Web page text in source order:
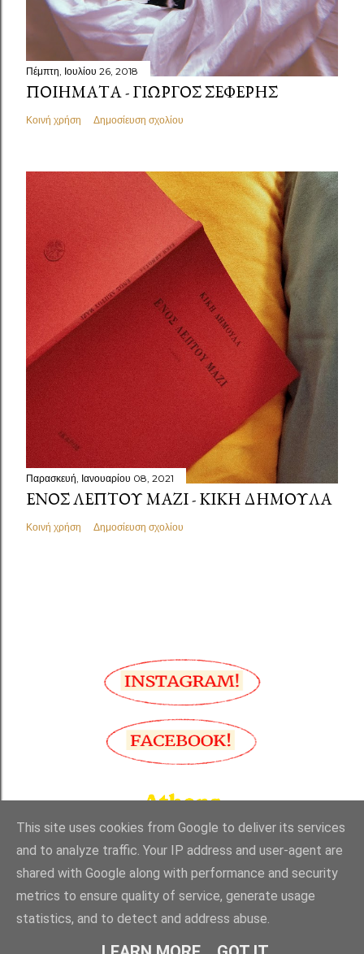
Πέμπτη, Ιουλίου 26, 2018
ΠΟΙΉΜΑΤΑ - ΓΙΏΡΓΟΣ ΣΕΦΈΡΗΣ
Κοινή χρήση Δημοσίευση σχολίου
Παρασκευή, Ιανουαρίου 08, 2021
ΕΝΌΣ ΛΕΠΤΟΎ ΜΑΖΊ - ΚΙΚΉ ΔΗΜΟΥΛΆ
Κοινή χρήση Δημοσίευση σχολίου
Από το Blogger
Made with love and passion in Greece by TheFotomaton
This site uses cookies from Google to deliver its services
and to analyze traffic. Your IP address and user-agent are
shared with Google along with performance and security
metrics to ensure quality of service, generate usage
statistics, and to detect and address abuse.